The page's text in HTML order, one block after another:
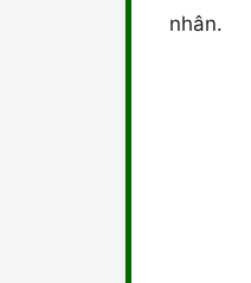
nhân.